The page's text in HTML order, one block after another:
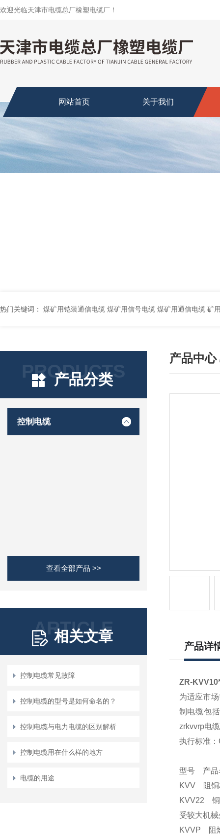
欢迎光临天津市电缆总厂橡塑电缆厂！
网站首页 关于我们
热门关键词： 煤矿用铠装通信电缆 煤矿用信号电缆 煤矿用通信电缆 矿用阻燃通信电缆 矿用监控电缆 矿用通信电缆 橡套软电缆YZ-3*1.5+1 YCW橡胶电缆3*10+1*6 船用橡套软电缆CEFR-3*2.5 煤矿用移动橡套软电缆MY3*4+1*4
PRODUCTS
产品分类
控制电缆
查看全部产品 >>
ARTICLE
相关文章
控制电缆常见故障
控制电缆的型号是如何命名的？
控制电缆与电力电缆的区别解析
控制电缆用在什么样的地方
电缆的用途
产品中心
产品详
ZR-
为适应市
制电缆包
zrkvvrp电
执行标准
型号 产
KVV 阻铜
KVV22 铜
受较大机
KVVP 阻